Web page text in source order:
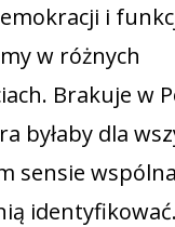
i
w różnych
Brakuje w
byłaby dla
sensie
identyfikować.